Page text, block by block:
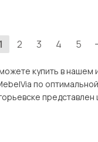
1 2 3 4 5
купить в нашем
по оптимальной цене.
с доставкой в